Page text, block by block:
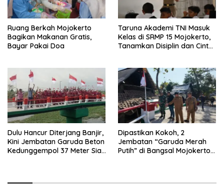
Ruang Berkah Mojokerto
Bagikan Makanan Gratis,
Bayar Pakai Doa
Taruna Akademi TNI Masuk
Kelas di SRMP 15 Mojokerto,
Tanamkan Disiplin dan Cinta
Dulu Hancur Diterjang Banjir,
Kini Jembatan Garuda Beton
Kedunggempol 37 Meter Siap
Dipastikan Kokoh, 2
Jembatan “Garuda Merah
Putih” di Bangsal Mojokerto